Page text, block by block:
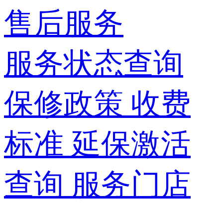
售后服务
服务状态查询
保修政策 收费
标准 延保激活
查询 服务门店